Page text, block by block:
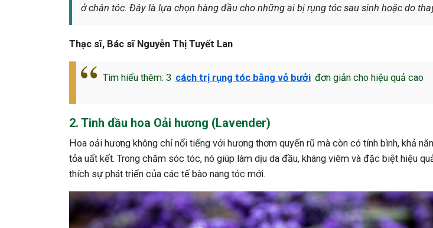
ở chân tóc. Đây là lựa chọn hàng đầu cho những ai bị rụng tóc sau sinh hoặc do
Thạc sĩ, Bác sĩ Nguyễn Thị Tuyết Lan
Tìm hiểu thêm: 3 cách trị rụng tóc bằng vỏ bưởi đơn giản cho hiệu quả cao
2. Tinh dầu hoa Oải hương (Lavender)
Hoa oải hương không chỉ nổi tiếng với hương thơm quyến rũ mà còn có tính bình, khả
tỏa uất kết. Trong chăm sóc tóc, nó giúp làm dịu da đầu, kháng viêm và đặc biệt hiệu
thích sự phát triển của các tế bào nang tóc mới.